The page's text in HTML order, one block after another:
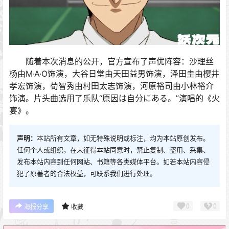
随着本次消息的公开，官方宣布了声优阵容：沙理丝
杨由M·A·O饰演，大谷日堂由天田益男饰演，泽田圭由樱井
孝宏饰演，荀智秀由村田太志饰演，河原裕司由小林裕介
饰演。片头曲选用了乐队“原因は自分にある。”演唱的《火
宴》。
声明： 本站所有文章，如无特殊说明或标注，均为本站原创发布。
任何个人或组织，在未征得本站同意时，禁止复制、盗用、采集、
发布本站内容到任何网站、书籍等各类媒体平台。如若本站内容侵
犯了原著者的合法权益，可联系我们进行处理。
海报分享 收藏 0 0